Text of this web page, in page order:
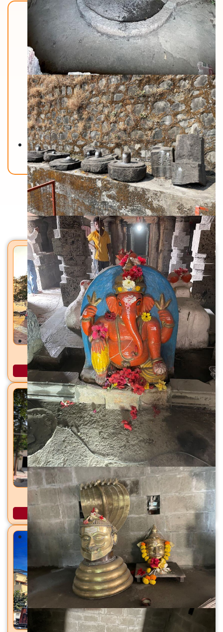
Back To Home
मंदिरे
आलमप्रभू मंदिर आळते, ता. हातकणंगले, जि. कोल्हापूर
अधिक माहिती
नागनाथ मंदिर नरंदे, ता. हातकणंगले, जि. कोल्हापूर
अधिक माहिती